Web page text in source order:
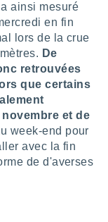
a ainsi mesuré
en fin
lors de la crue
De
retrouvées
que certains
et de
week-end pour
avec la fin
de d'averses